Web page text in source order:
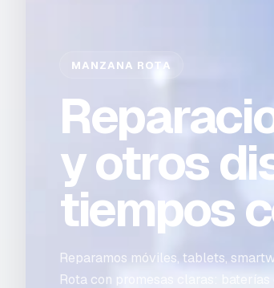
MANZANA ROTA
y otros
tiempos
Reparamos móviles, tablets,
Rota con promesas claras: